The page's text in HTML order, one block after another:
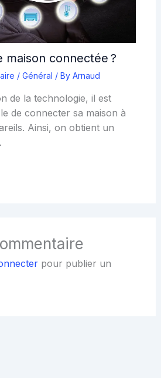
maison connectée ?
/ Général / By Arnaud
de la technologie, il est
de connecter sa maison à
Ainsi, on obtient un
pour publier un